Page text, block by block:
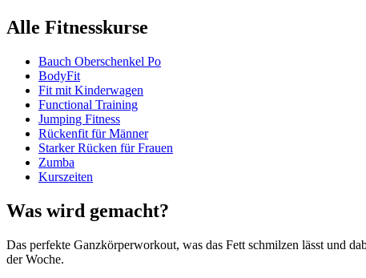
Alle Fitnesskurse
Bauch Oberschenkel Po
BodyFit
Fit mit Kinderwagen
Functional Training
Jumping Fitness
Rückenfit für Männer
Starker Rücken für Frauen
Zumba
Kurszeiten
Was wird gemacht?
Das perfekte Ganzkörperworkout, was das Fett schmilzen lässt und
der Woche.